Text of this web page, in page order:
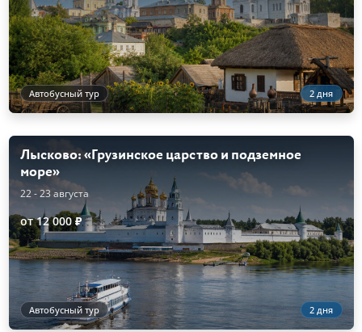
Автобусный тур 2 дня
Лысково: «Грузинское царство и подземное
море»
22 - 23 августа
от 12 000 ₽
Автобусный тур 2 дня